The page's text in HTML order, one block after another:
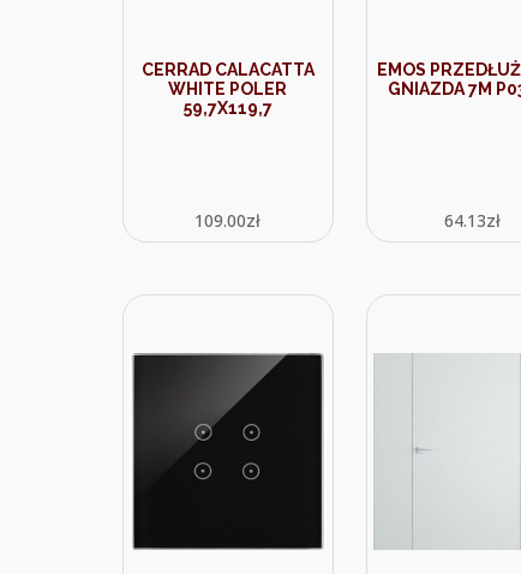
CERRAD CALACATTA
WHITE POLER
59,7X119,7
109.00zł
EMOS
GNIAZDA 7M
64.13zł